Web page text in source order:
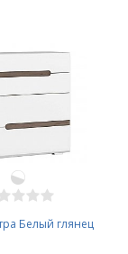
Белый глянец